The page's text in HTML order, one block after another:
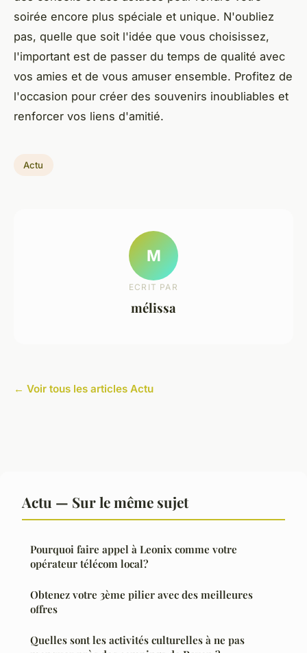
soirée encore plus spéciale et unique. N'oubliez
pas, quelle que soit l'idée que vous choisissez,
l'important est de passer du temps de qualité avec
vos amies et de vous amuser ensemble. Profitez de
l'occasion pour créer des souvenirs inoubliables et
renforcer vos liens d'amitié.
Actu
M
ECRIT PAR
mélissa
← Voir tous les articles Actu
Actu — Sur le même sujet
Pourquoi faire appel à Leonix comme votre
opérateur télécom local?
Obtenez votre 3ème pilier avec des meilleures
offres
Quelles sont les activités culturelles à ne pas